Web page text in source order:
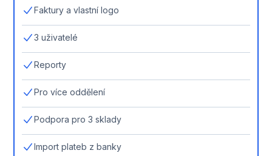
Faktury a vlastní logo
3 uživatelé
Reporty
Pro více oddělení
Podpora pro 3 sklady
Import plateb z banky